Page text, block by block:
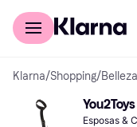
Comprar con Klarna
Klarna/Shopping/Belleza
Esposas &